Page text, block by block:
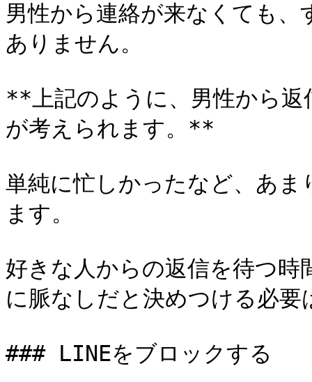
男性から連絡が来なくても
ありません。
**上記のように、男性から返
が考えられます。**
単純に忙しかったなど、あ
ます。
好きな人からの返信を待つ
に脈なしだと決めつける必要
### LINEをブロックする